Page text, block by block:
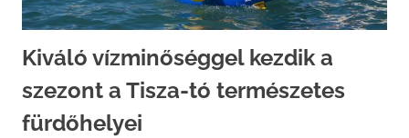
Kiváló vízminőséggel kezdik a
szezont a Tisza-tó természetes
fürdőhelyei